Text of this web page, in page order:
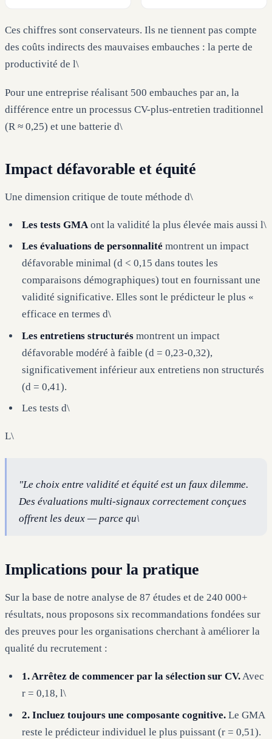
Ces chiffres sont conservateurs. Ils ne tiennent pas compte
des coûts indirects des mauvaises embauches : la perte de
productivité de l\
Pour une entreprise réalisant 500 embauches par an, la
différence entre un processus CV-plus-entretien traditionnel
(R ≈ 0,25) et une batterie d\
Impact défavorable et équité
Une dimension critique de toute méthode d\
Les tests GMAont la validité la plus élevée mais aussi l\
Les évaluations de personnalité montrent un impact
défavorable minimal (d < 0,15 dans toutes les
comparaisons démographiques) tout en fournissant une
validité significative. Elles sont le prédicteur le plus «
efficace en termes d\
Les entretiens structurés montrent un impact
défavorable modéré à faible (d = 0,23-0,32),
significativement inférieur aux entretiens non structurés
(d = 0,41).
Les tests d\
L\
"Le choix entre validité et équité est un faux dilemme.
Des évaluations multi-signaux correctement conçues
offrent les deux — parce qu\
Implications pour la pratique
Sur la base de notre analyse de 87 études et de 240 000+
résultats, nous proposons six recommandations fondées sur
des preuves pour les organisations cherchant à améliorer la
qualité du recrutement :
1. Arrêtez de commencer par la sélection sur CV.Avec
r = 0,18, l\
2. Incluez toujours une composante cognitive. Le GMA
reste le prédicteur individuel le plus puissant (r = 0,51).